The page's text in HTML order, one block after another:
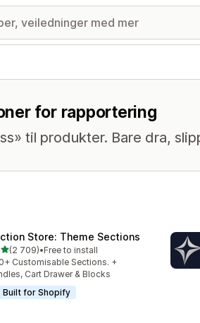
for rapportering
til produkter. Bare dra,
Store: Theme Sections
av 5 stjerner
(2 709)
2709 omtaler
•Free to install
Customisable Sections. +
Cart Drawer & Blocks
Built for Shopify